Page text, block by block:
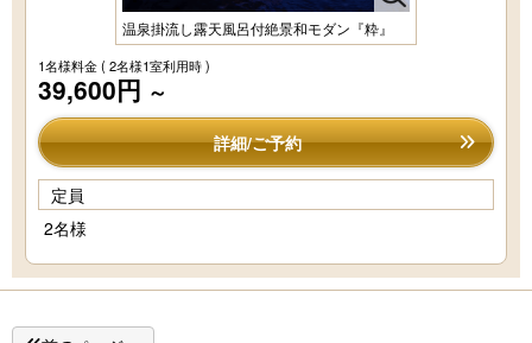
温泉掛流し露天風呂付絶景和モダン『粋』
1名様料金( 2名様1室利用時 )
39,600円 ～
詳細/ご予約
定員
2名様